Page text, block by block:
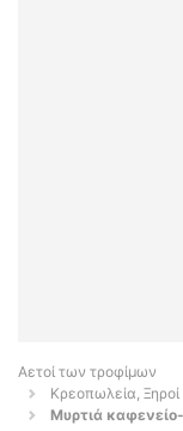
Αετοί των τροφίμων
Κρεοπωλεία,
Μυρτιά